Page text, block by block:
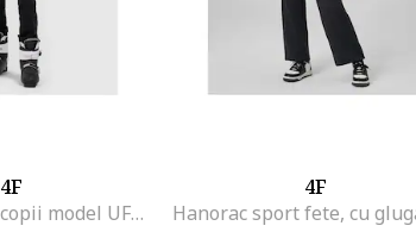
4F
Hanorac sport copii model UFLEF060, polar, albastru,
4F